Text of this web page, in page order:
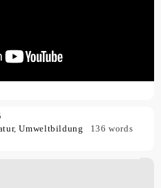
,Umweltbildung
136 words